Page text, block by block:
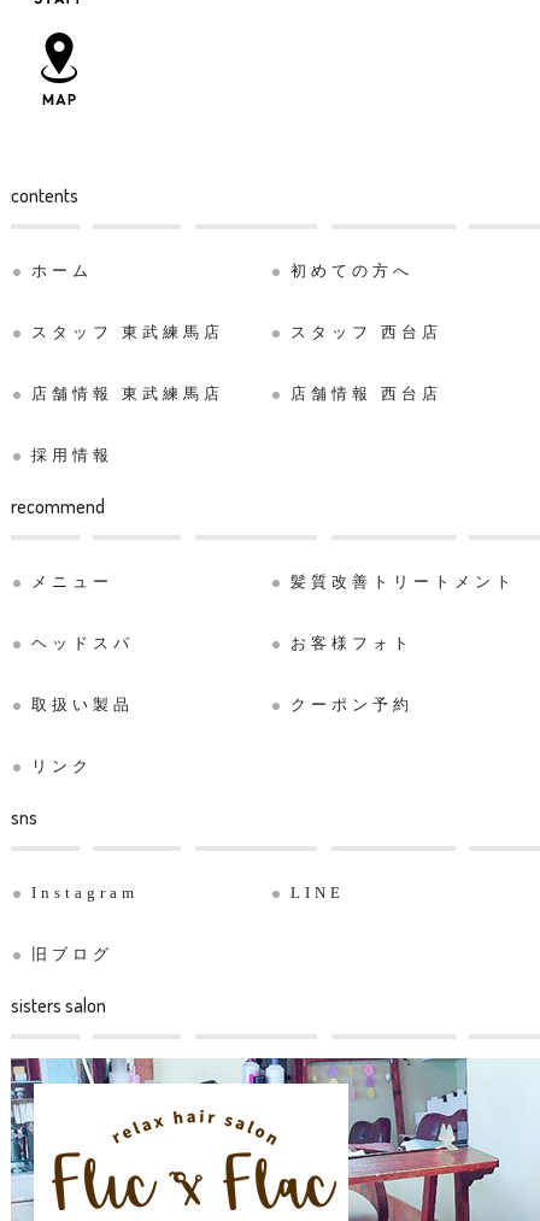
contents
ホーム 初めての方へ
スタッフ 東武練馬店 スタッフ 西台店
店舗情報 東武練馬店 店舗情報 西台店
採用情報
recommend
メニュー 髪質改善トリートメント
ヘッドスパ お客様フォト
取扱い製品 クーポン予約
リンク
sns
Instagram LINE
旧ブログ
sisters salon